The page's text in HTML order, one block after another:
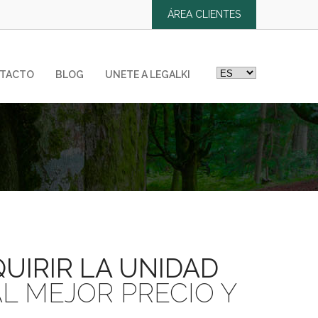
ÁREA CLIENTES
2ª OPORTUNIDAD
DELITOS
BLOG UNETE A LEGALKI
LA UNIDAD
MEJOR PRECIO Y